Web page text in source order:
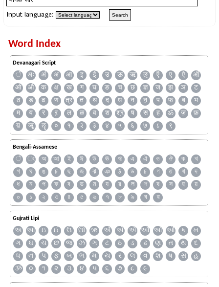
Input language:
Word Index
Devanagari Script
ँ अः अं अ आ इ ई उ ऊ ऋ ऌ ऍ ए ऐ
ऑ
ओ
औ क क्ष ख ग घ ङ च छ ज्ञ ज झ ञ
ट
ठ
ड ढ ण त्र त थ द ध न ऩ प फ ब
भ
म
य र ऱ ल ळ व श श्र ष स ह ॐ ज़
फ़
य़
ॠ ॡ ० १ २ ३ ४ ५ ६ ७ ८ ९
Bengali-Assamese
ঁ ং অ আ ই ঈ উ ঊ ঋ এ ঐ ও ঔ ক
খ
গ
ঘ ঙ চ ছ জ ঝ ঞ ঠ ড ঢ ণ ত থ
দ
ধ
ন প ফ ব ভ ম য র ল শ ষ স হ
য়
০
১ ২ ৩ ৪ ৫ ৬ ৭ ৮ ৯ ৰ ৱ
Gujrati Lipi
અ આ ઇ ઈ ઉ ઊ ઋ ઍ એ ઐ ઑ ઓ ઔ ક
ખ
ગ
ઘ ચ છ જ ઝ ઞ ટ ઠ ડ ઢ ણ ત થ
દ
ધ
ન પ ફ બ ભ મ ય ર લ વ શ ષ સ
હ
ૐ
૦ ૧ ૨ ૩ ૪ ૫ ૬ ૭ ૮ ૯